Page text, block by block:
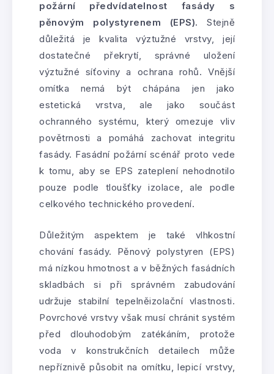
požární předvídatelnost fasády s
pěnovým polystyrenem (EPS). Stejně
důležitá je kvalita výztužné vrstvy, její
dostatečné překrytí, správné uložení
výztužné síťoviny a ochrana rohů. Vnější
omítka nemá být chápána jen jako
estetická vrstva, ale jako součást
ochranného systému, který omezuje vliv
povětrnosti a pomáhá zachovat integritu
fasády. Fasádní požární scénář proto vede
k tomu, aby se EPS zateplení nehodnotilo
pouze podle tloušťky izolace, ale podle
celkového technického provedení.
Důležitým aspektem je také vlhkostní
chování fasády. Pěnový polystyren (EPS)
má nízkou hmotnost a v běžných fasádních
skladbách si při správném zabudování
udržuje stabilní tepelněizolační vlastnosti.
Povrchové vrstvy však musí chránit systém
před dlouhodobým zatékáním, protože
voda v konstrukčních detailech může
nepříznivě působit na omítku, lepicí vrstvy,